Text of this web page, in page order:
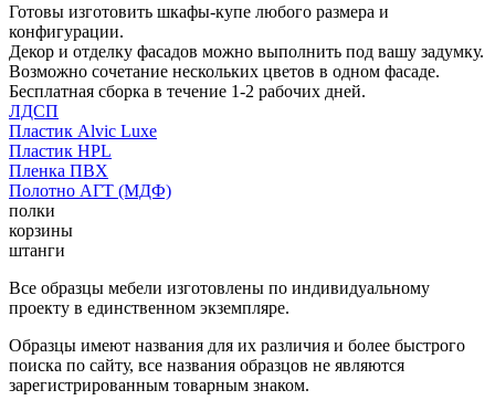
Готовы изготовить шкафы-купе любого размера и
конфигурации.
Декор и отделку фасадов можно выполнить под вашу задумку.
Возможно сочетание нескольких цветов в одном фасаде.
Бесплатная сборка в течение 1-2 рабочих дней.
ЛДСП
Пластик Alvic Luxe
Пластик HPL
Пленка ПВХ
Полотно АГТ (МДФ)
полки
корзины
штанги
Все образцы мебели изготовлены по индивидуальному
проекту в единственном экземпляре.
Образцы имеют названия для их различия и более быстрого
поиска по сайту, все названия образцов не являются
зарегистрированным товарным знаком.